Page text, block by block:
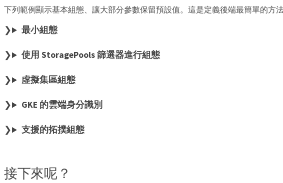
下列範例顯示基本組態、讓大部分參數保留預設值。這是定義後端最簡單的方
最小組態
使用 StoragePools 篩選器進行組態
虛擬集區組態
GKE 的雲端身分識別
支援的拓撲組態
接下來呢？